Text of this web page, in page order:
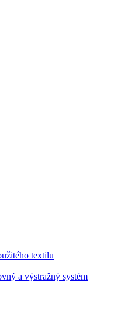
textilu
a výstražný systém